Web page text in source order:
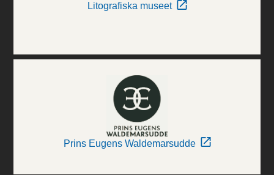
Litografiska museet
Prins Eugens Waldemarsudde